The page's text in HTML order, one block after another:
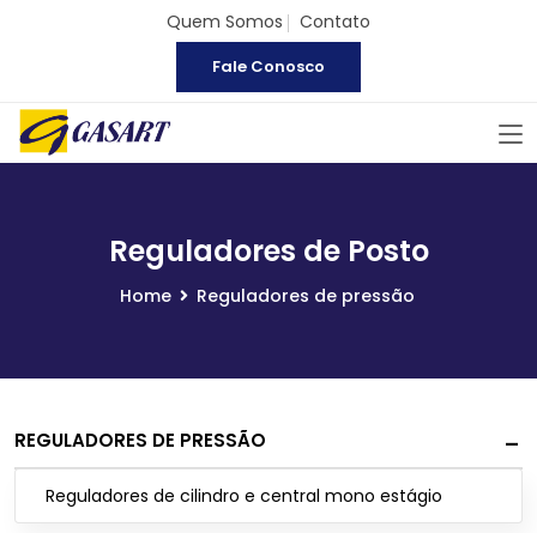
Quem Somos Contato
Fale Conosco
Reguladores de Posto
Home Reguladores de pressão
REGULADORES DE PRESSÃO
Reguladores de cilindro e central mono estágio